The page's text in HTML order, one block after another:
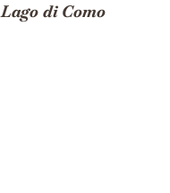
Lago di Como